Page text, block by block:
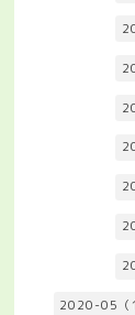
2020-05（